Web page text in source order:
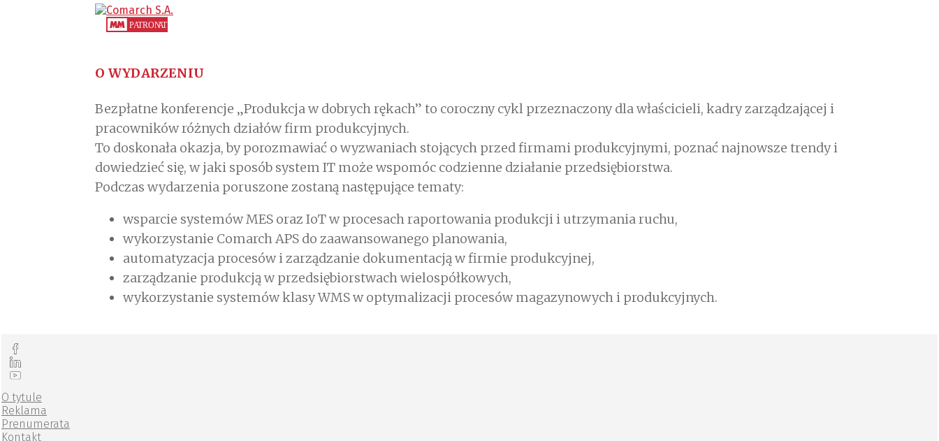
O WYDARZENIU
Bezpłatne konferencje „Produkcja w dobrych rękach” to coroczny cykl przeznaczony dla właścicieli, kadry zarządzającej i
pracowników różnych działów firm produkcyjnych.
To doskonała okazja, by porozmawiać o wyzwaniach stojących przed firmami produkcyjnymi, poznać najnowsze trendy i
dowiedzieć się, w jaki sposób system IT może wspomóc codzienne działanie przedsiębiorstwa.
Podczas wydarzenia poruszone zostaną następujące tematy:
wsparcie systemów MES oraz IoT w procesach raportowania produkcji i utrzymania ruchu,
wykorzystanie Comarch APS do zaawansowanego planowania,
automatyzacja procesów i zarządzanie dokumentacją w firmie produkcyjnej,
zarządzanie produkcją w przedsiębiorstwach wielospółkowych,
wykorzystanie systemów klasy WMS w optymalizacji procesów magazynowych i produkcyjnych.
O tytule
Reklama
Prenumerata
Kontakt